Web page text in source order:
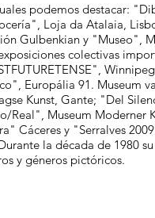
podemos destacar:
Loja da Atalaia,
Gulbenkian y "Museo",
colectivas
Europália 91. Museum
Kunst, Gante; "Del
Real", Museum Moderner
Cáceres y "Serralves
la década de 1980
y géneros pictóricos.